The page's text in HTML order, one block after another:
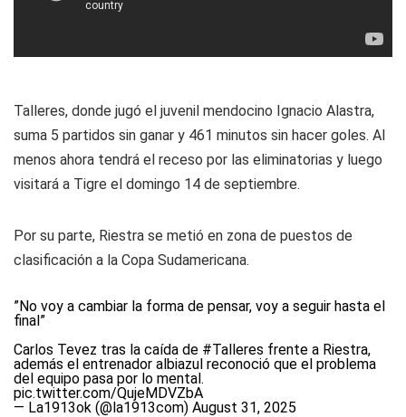
Talleres, donde jugó el juvenil mendocino Ignacio Alastra,
suma 5 partidos sin ganar y 461 minutos sin hacer goles. Al
menos ahora tendrá el receso por las eliminatorias y luego
visitará a Tigre el domingo 14 de septiembre.
Por su parte, Riestra se metió en zona de puestos de
clasificación a la Copa Sudamericana.
”No voy a cambiar la forma de pensar, voy a seguir hasta el
final”
Carlos Tevez tras la caída de #Talleres frente a Riestra,
además el entrenador albiazul reconoció que el problema
del equipo pasa por lo mental.
pic.twitter.com/QujeMDVZbA
— La1913ok (@la1913com) August 31, 2025